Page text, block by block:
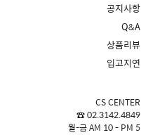
공지사항
Q&A
상품리뷰
입고지연
CS CENTER
☎ 02.3142.4849
월-금 AM 10 - PM 5